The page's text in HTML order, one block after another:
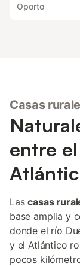
Oporto
Casas
entre
Lascasas
base amplia y
donde el río
y el Atlántico
pocos